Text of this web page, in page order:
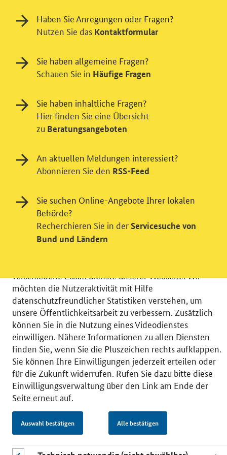
© 2026 Bundesministerium für Wirtschaft und Energie
RSS
Benutzerhinweise
Inhaltsverzeichnis
Impressum
Barrierefreiheit
Datenschutz
Einwilligungsverwaltung
Einwilligung in Tracking und / oder
Videodienst
verschiedene Zusatzdienste unserer Webseite: Wir
möchten die Nutzeraktivität mit Hilfe
datenschutzfreundlicher Statistiken verstehen, um
unsere Öffentlichkeitsarbeit zu verbessern. Zusätzlich
können Sie in die Nutzung eines Videodienstes
einwilligen. Nähere Informationen zu allen Diensten
finden Sie, wenn Sie die Pluszeichen rechts aufklappen.
Sie können Ihre Einwilligungen jederzeit erteilen oder
für die Zukunft widerrufen. Rufen Sie dazu bitte diese
Einwilligungsverwaltung über den Link am Ende der
Seite erneut auf.
Auswahl bestätigen Alle bestätigen
Haben Sie Anregungen oder Fragen?
Nutzen Sie das Kontaktformular
Sie haben allgemeine Fragen?
Schauen Sie in Häufige Fragen
Sie haben inhaltliche Fragen?
Hier finden Sie eine Übersicht
zu Beratungsangeboten
An aktuellen Meldungen interessiert?
Abonnieren Sie den RSS-Feed
Sie suchen Online-Angebote Ihrer lokalen
Behörde?
Recherchieren Sie in der Servicesuche von
Bund und Ländern